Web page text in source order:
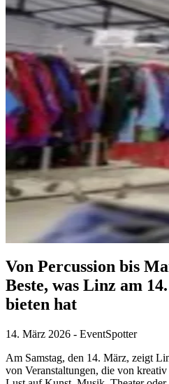
Von Percussion bis
Beste, was Linz am
bieten hat
14. März 2026 - EventSpotter
Am Samstag, den 14. März, zeigt
von Veranstaltungen, die von